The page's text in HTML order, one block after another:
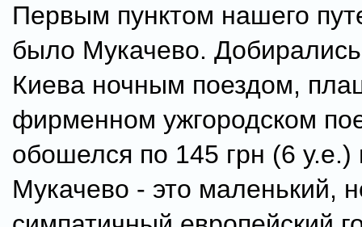
Первым пунктом нашего
было Мукачево.
Киева ночным поездом,
фирменном ужгородском
обошелся по 145 грн (6 у.е.)
Мукачево - это маленький,